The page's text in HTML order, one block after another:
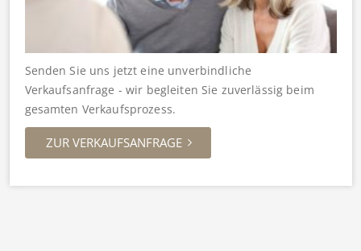
Senden Sie uns jetzt eine unverbindliche
Verkaufsanfrage - wir begleiten Sie zuverlässig beim
gesamten Verkaufsprozess.
ZUR VERKAUFSANFRAGE